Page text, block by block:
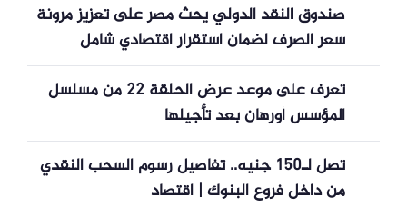
صندوق النقد الدولي يحث مصر على تعزيز مرونة
سعر الصرف لضمان استقرار اقتصادي شامل
تعرف على موعد عرض الحلقة 22 من مسلسل
المؤسس أورهان بعد تأجيلها
تصل لـ150 جنيه.. تفاصيل رسوم السحب النقدي
من داخل فروع البنوك | اقتصاد